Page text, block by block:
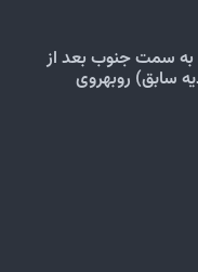
به سمت جنوب بعد از
سابق) روبهروی